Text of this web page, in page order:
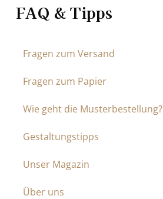
FAQ & Tipps
Fragen zum Versand
Fragen zum Papier
Wie geht die Musterbestellung?
Gestaltungstipps
Unser Magazin
Über uns